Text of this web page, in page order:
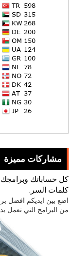
مشاركات مميزة
كل حساباتك
كلمات السر.
اضع بين ايديكم افضل
من البرامج التي تعمل